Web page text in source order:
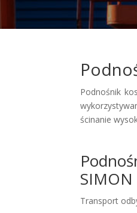
Podnośnik
ścinanie
SIMON
Transport